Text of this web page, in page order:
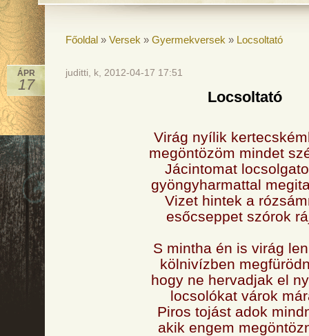
Főoldal » Versek » Gyermekversek » Locsoltató
ÁPR
17
juditti, k, 2012-04-17 17:51
Locsoltató
Virág nyílik
megöntözöm mindet
Jácintomat
gyöngyharmattal
Vizet hintek a
esőcseppet szórok
S mintha én is virág
kölnivízben
hogy ne hervadjak el
locsolókat várok
Piros tojást adok
akik engem